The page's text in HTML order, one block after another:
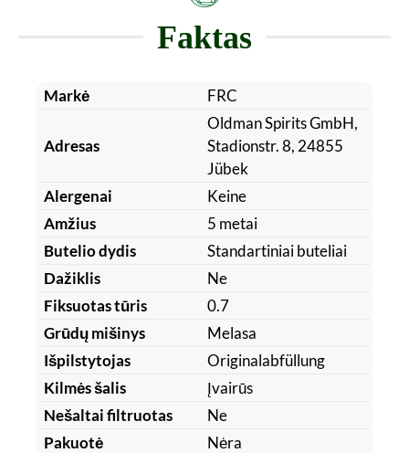
Faktas
Markė FRC
Adresas
Oldman Spirits GmbH,
Stadionstr. 8, 24855
Jübek
Alergenai
Keine
Amžius
5 metai
Butelio dydis
Standartiniai buteliai
Dažiklis
Ne
Fiksuotas tūris
0.7
Grūdų mišinys
Melasa
Išpilstytojas
Originalabfüllung
Kilmės šalis
Įvairūs
Nešaltai filtruotas
Ne
Pakuotė
Nėra